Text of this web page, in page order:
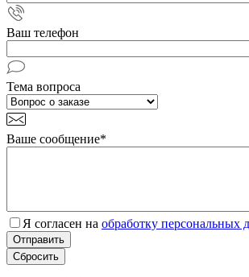
Ваш телефон
Тема вопроса
Ваше сообщение*
Я согласен на обработку персональных